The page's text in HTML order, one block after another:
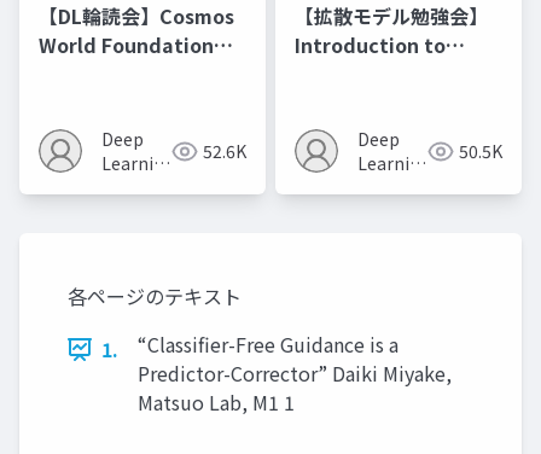
【DL輪読会】Cosmos
World Foundation
Deep
Learning
52.6K
【拡散モデル勉強会】
Introduction to
Deep
Learning
50.5K
各ページのテキスト
1.
“Classifier-Free Guidance is a
Predictor-Corrector” Daiki Miyake,
Matsuo Lab, M1 1